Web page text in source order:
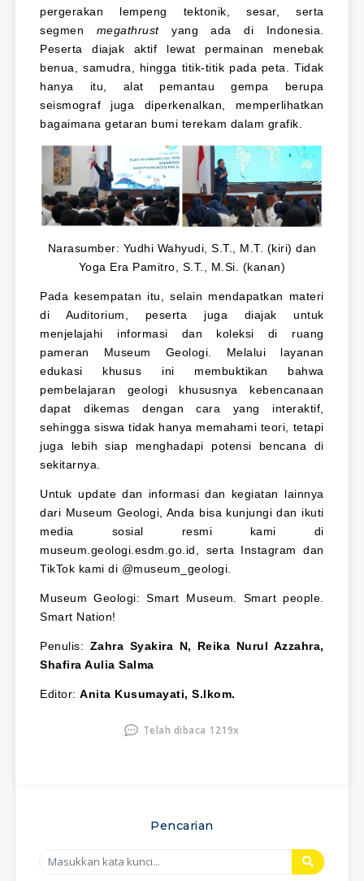
pergerakan lempeng tektonik, sesar, serta
segmen megathrustyang ada di Indonesia.
Peserta diajak aktif lewat permainan menebak
benua, samudra, hingga titik-titik pada peta. Tidak
hanya itu, alat pemantau gempa berupa
seismograf juga diperkenalkan, memperlihatkan
bagaimana getaran bumi terekam dalam grafik.
Narasumber: Yudhi Wahyudi, S.T., M.T. (kiri) dan
Yoga Era Pamitro, S.T., M.Si. (kanan)
Pada kesempatan itu, selain mendapatkan materi
di Auditorium, peserta juga diajak untuk
menjelajahi informasi dan koleksi di ruang
pameran Museum Geologi. Melalui layanan
edukasi khusus ini membuktikan bahwa
pembelajaran geologi khususnya kebencanaan
dapat dikemas dengan cara yang interaktif,
sehingga siswa tidak hanya memahami teori, tetapi
juga lebih siap menghadapi potensi bencana di
sekitarnya.
Untuk update dan informasi dan kegiatan lainnya
dari Museum Geologi, Anda bisa kunjungi dan ikuti
media sosial resmi kami di
museum.geologi.esdm.go.id, serta Instagram dan
TikTok kami di @museum_geologi.
Museum Geologi: Smart Museum. Smart people.
Smart Nation!
Penulis: Zahra Syakira N, Reika Nurul Azzahra,
Shafira Aulia Salma
Editor:Anita Kusumayati, S.Ikom.
Telah dibaca 1219x
Pencarian